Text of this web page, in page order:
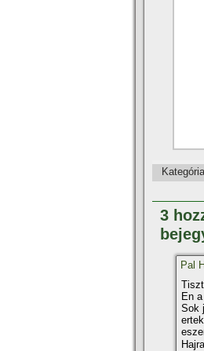
3
Pal
En
Sok